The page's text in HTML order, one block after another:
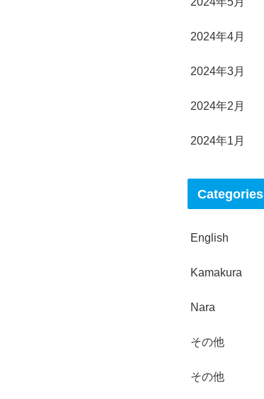
2024年4月
2024年3月
2024年2月
2024年1月
Categories
English
Kamakura
Nara
その他
その他